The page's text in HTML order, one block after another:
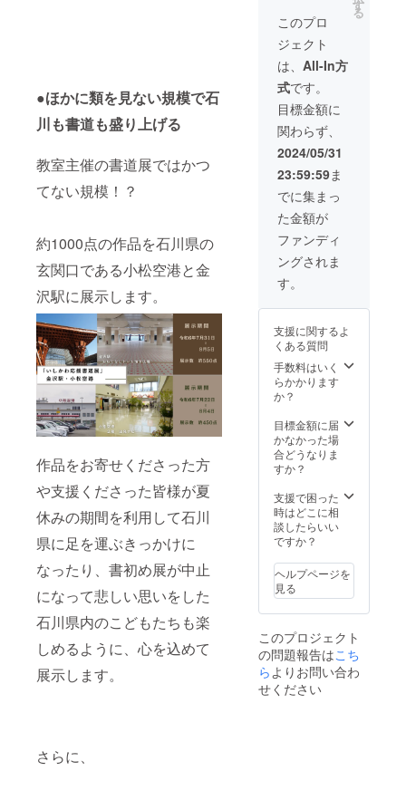
●ほかに類を見ない規模で石
川も書道も盛り上げる
教室主催の書道展ではかつ
てない規模！？
約1000点の作品を石川県の
玄関口である小松空港と金
沢駅に展示します。
作品をお寄せくださった方
や支援くださった皆様が夏
休みの期間を利用して石川
県に足を運ぶきっかけに
なったり、書初め展が中止
になって悲しい思いをした
石川県内のこどもたちも楽
しめるように、心を込めて
展示します。
さらに、
sites.go
ogle.co
ishikaw
a-ouen-
shodot
en/
＞ ・氏
名
（ニッ
クネー
ム可）
または
会社
名。 ・
メッ
セージ
（50文
字以
内） ・
色紙に
書いて
ほしい
言葉
（氏
字熟語
など）
のレク
チャー
を同時
に受け
全力で
褒めて
もらう
事も良
し。
ただお
しゃべ
りする
だけも
良
し。
オンラ
インで
飲み会
です。
ン購入
後日程
や、参
加先生
達を調
す（８
月以
降）
す
る
このプロ
ジェクト
は、 All-In方
式です。
目標金額に
関わらず、
2024/05/31
23:59:59ま
でに集まっ
た金額が
ファンディ
ングされま
す。
支援に関するよ
くある質問
手数料はいく
らかかります
か？
目標金額に届
かなかった場
合どうなりま
すか？
支援で困った
時はどこに相
談したらいい
ですか？
ヘルプページを
見る
このプロジェクト
の問題報告はこち
らよりお問い合わ
せください